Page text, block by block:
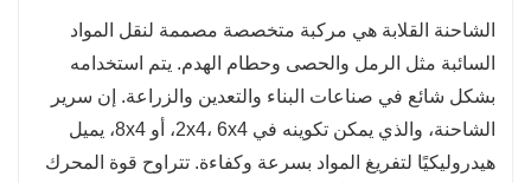
الشاحنة القلابة هي مركبة متخصصة مصممة لنقل المواد
السائبة مثل الرمل والحصى وحطام الهدم. يتم استخدامه
بشكل شائع في صناعات البناء والتعدين والزراعة. إن سرير
الشاحنة، والذي يمكن تكوينه في 2x4، 6x4، أو 8x4، يميل
هيدروليكيًا لتفريغ المواد بسرعة وكفاءة. تتراوح قوة المحرك